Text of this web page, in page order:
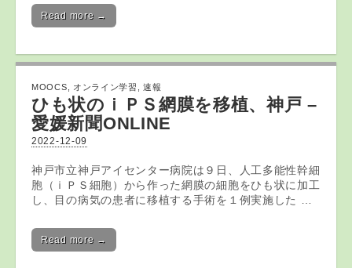
Read more →
MOOCS オンライン学習 ,速報
ひも状のｉＰＳ網膜を移植、神戸 –
愛媛新聞ONLINE
2022-12-09
神戸市立神戸アイセンター病院は９日、人工多能性幹細
胞（ｉＰＳ細胞）から作った網膜の細胞をひも状に加工
し、目の病気の患者に移植する手術を１例実施した …
Read more →